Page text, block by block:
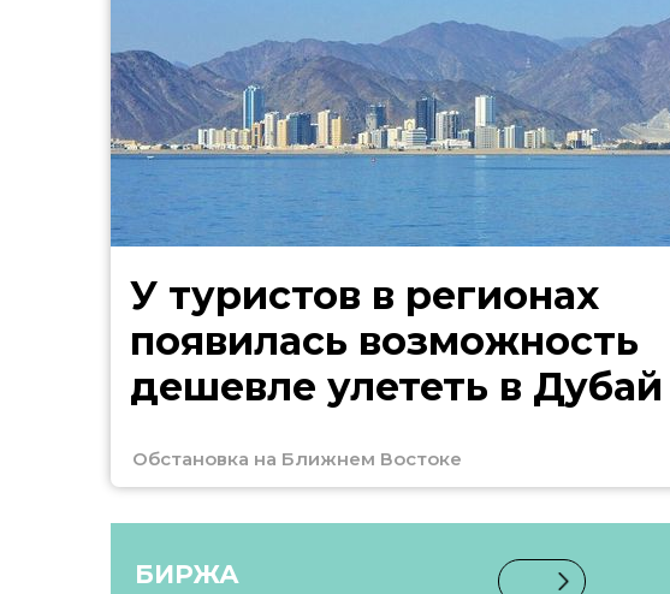
У туристов в регионах
появилась возможность
дешевле улететь в Дубай
Обстановка на Ближнем Востоке
БИРЖА